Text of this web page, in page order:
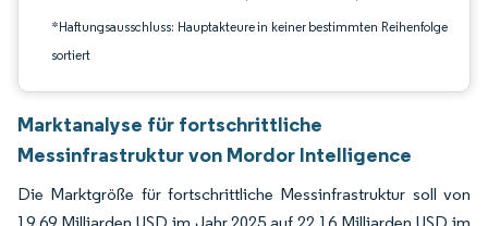
*Haftungsausschluss: Hauptakteure in keiner bestimmten Reihenfolge
sortiert
Marktanalyse für fortschrittliche
Messinfrastruktur von Mordor Intelligence
Die Marktgröße für fortschrittliche Messinfrastruktur soll von